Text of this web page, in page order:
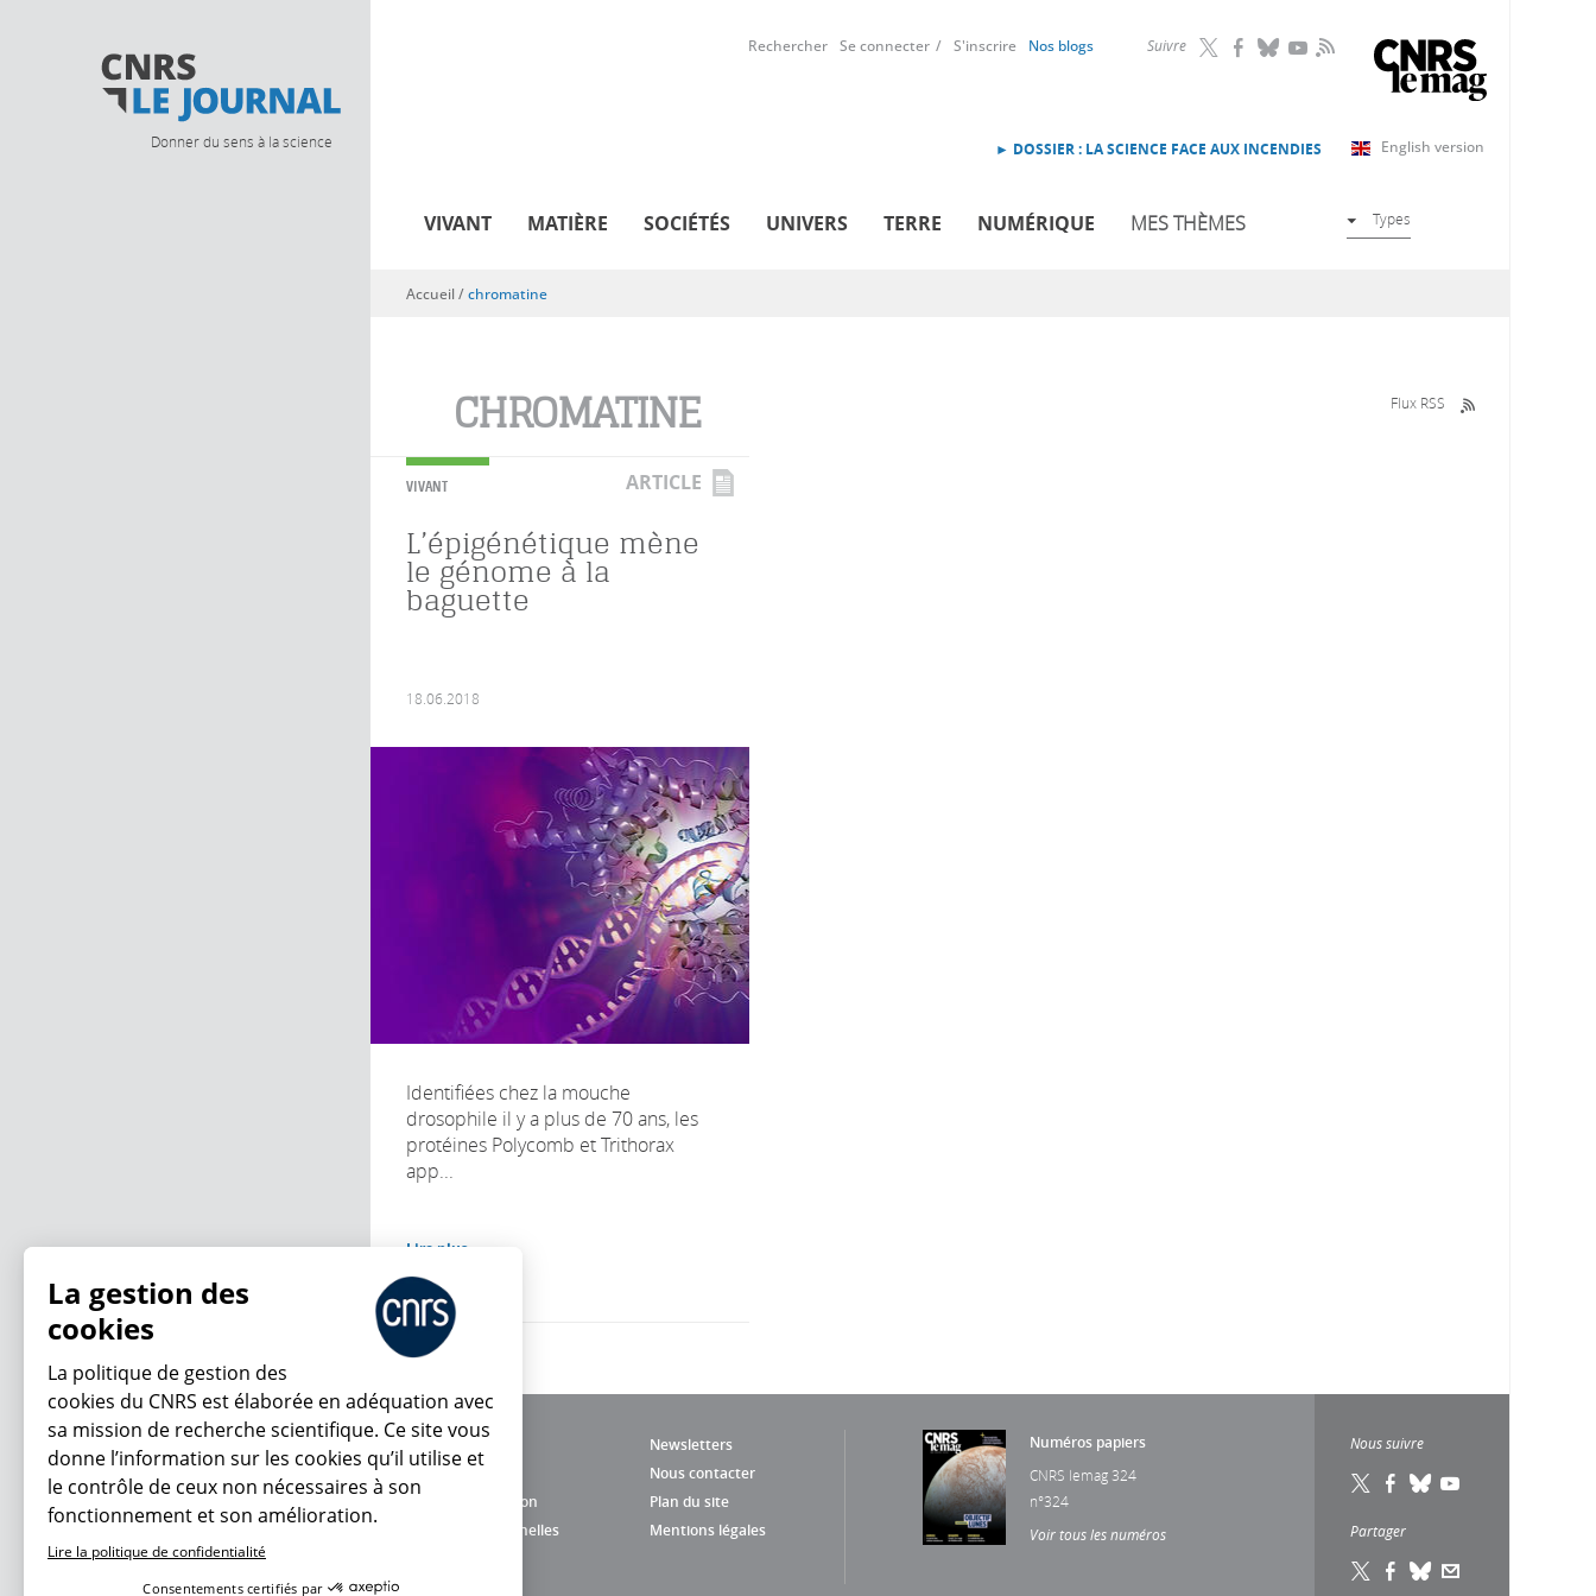
Donner du sens à la science
Suivre RSS
Rechercher Se connecter S'inscrire Nos blogs
English version
► DOSSIER : LA SCIENCE FACE AUX INCENDIES
VIVANT MATIÈRE SOCIÉTÉS UNIVERS TERRE NUMÉRIQUE MES THÈMES Types
Vous êtes ici
Accueil/chromatine
CHROMATINE Flux RSS
VIVANT ARTICLE
L’épigénétique mène
le génome à la
baguette
18.06.2018
Identifiées chez la mouche
drosophile il y a plus de 70 ans, les
protéines Polycomb et Trithorax
app...
Lire plus
Newsletters
Nous contacter
Charte d'utilisation
Plan du site
Données personnelles
Mentions légales
Numéros papiers
CNRS lemag 324
n°324
Voir tous les numéros
Nous suivre
Partager
En ce moment
La gestion des
cookies
La politique de gestion des
cookies du CNRS est élaborée en adéquation avec
sa mission de recherche scientifique. Ce site vous
donne l’information sur les cookies qu’il utilise et
le contrôle de ceux non nécessaires à son
fonctionnement et son amélioration.
Lire la politique de confidentialité
Consentements certifiés par